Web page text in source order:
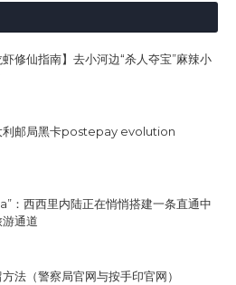
虾修仙指南】去小河边“杀人夺宝”麻辣小
利邮局黑卡postepay evolution
：西西里内陆正在悄悄搭建一条直通中
通道
法（警察局官网与按手印官网）